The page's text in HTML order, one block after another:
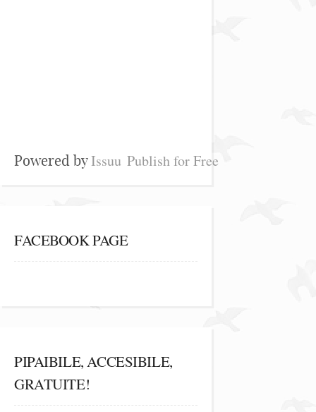
Powered byIssuu Publish for Free
FACEBOOK PAGE
PIPAIBILE, ACCESIBILE,
GRATUITE!